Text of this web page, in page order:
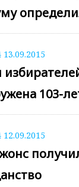
13.09.2015
103-
12.09.2015